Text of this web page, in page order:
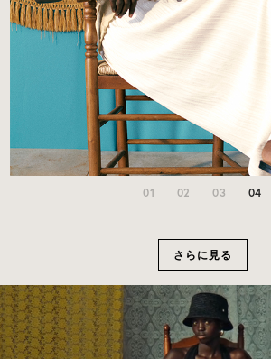
さらに見る
01 02 03 04